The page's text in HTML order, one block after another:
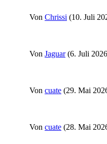
Von Chrissi (10. Juli
Von Jaguar (6. Juli
Von cuate (29. Mai
Von cuate (28. Mai